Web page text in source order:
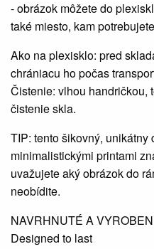
- obrázok môžete do
také miesto, kam potrebujete
Ako na plexisklo: pred
chrániacu ho počas
Čistenie: vlhou handričkou,
čistenie skla.
TIP: tento šikovný,
minimalistickými printami
uvažujete aký obrázok do
neobídite.
NAVRHNUTÉ A
Designed to last